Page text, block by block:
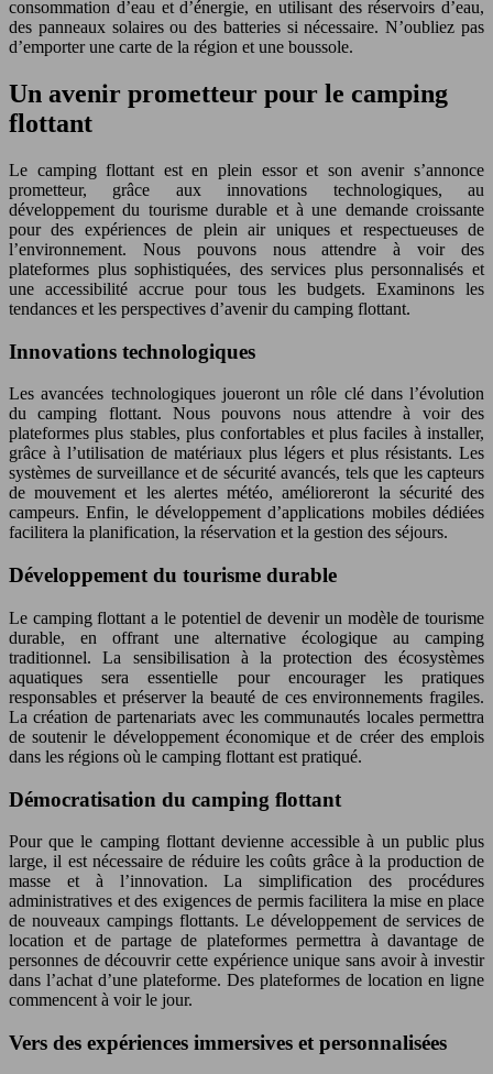
consommation d’eau et d’énergie, en utilisant des réservoirs d’eau,
des panneaux solaires ou des batteries si nécessaire. N’oubliez pas
d’emporter une carte de la région et une boussole.
Un avenir prometteur pour le camping
flottant
Le camping flottant est en plein essor et son avenir s’annonce
prometteur, grâce aux innovations technologiques, au
développement du tourisme durable et à une demande croissante
pour des expériences de plein air uniques et respectueuses de
l’environnement. Nous pouvons nous attendre à voir des
plateformes plus sophistiquées, des services plus personnalisés et
une accessibilité accrue pour tous les budgets. Examinons les
tendances et les perspectives d’avenir du camping flottant.
Innovations technologiques
Les avancées technologiques joueront un rôle clé dans l’évolution
du camping flottant. Nous pouvons nous attendre à voir des
plateformes plus stables, plus confortables et plus faciles à installer,
grâce à l’utilisation de matériaux plus légers et plus résistants. Les
systèmes de surveillance et de sécurité avancés, tels que les capteurs
de mouvement et les alertes météo, amélioreront la sécurité des
campeurs. Enfin, le développement d’applications mobiles dédiées
facilitera la planification, la réservation et la gestion des séjours.
Développement du tourisme durable
Le camping flottant a le potentiel de devenir un modèle de tourisme
durable, en offrant une alternative écologique au camping
traditionnel. La sensibilisation à la protection des écosystèmes
aquatiques sera essentielle pour encourager les pratiques
responsables et préserver la beauté de ces environnements fragiles.
La création de partenariats avec les communautés locales permettra
de soutenir le développement économique et de créer des emplois
dans les régions où le camping flottant est pratiqué.
Démocratisation du camping flottant
Pour que le camping flottant devienne accessible à un public plus
large, il est nécessaire de réduire les coûts grâce à la production de
masse et à l’innovation. La simplification des procédures
administratives et des exigences de permis facilitera la mise en place
de nouveaux campings flottants. Le développement de services de
location et de partage de plateformes permettra à davantage de
personnes de découvrir cette expérience unique sans avoir à investir
dans l’achat d’une plateforme. Des plateformes de location en ligne
commencent à voir le jour.
Vers des expériences immersives et personnalisées